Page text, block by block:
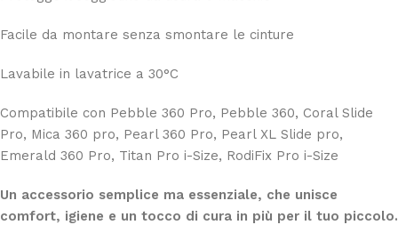
Facile da montare senza smontare le cinture
Lavabile in lavatrice a 30°C
Compatibile con Pebble 360 Pro, Pebble 360, Coral Slide
Pro, Mica 360 pro, Pearl 360 Pro, Pearl XL Slide pro,
Emerald 360 Pro, Titan Pro i-Size, RodiFix Pro i-Size
Un accessorio semplice ma essenziale, che unisce
comfort, igiene e un tocco di cura in più per il tuo piccolo.